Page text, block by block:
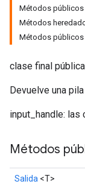
Métodos públicos
Métodos
Métodos públicos
clase final pública
Devuelve una
input_handle:
Métodos
Salida <T>